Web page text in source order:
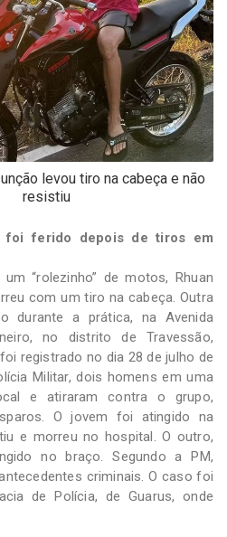
levou tiro na cabeça e não
resistiu
foi ferido depois de tiros em
“rolezinho” de motos, Rhuan
com um tiro na cabeça. Outra
durante a prática, na Avenida
no distrito de Travessão,
registrado no dia 28 de julho de
Militar, dois homens em uma
e atiraram contra o grupo,
O jovem foi atingido na
e morreu no hospital. O outro,
no braço. Segundo a PM,
criminais. O caso foi
de Polícia, de Guarus, onde